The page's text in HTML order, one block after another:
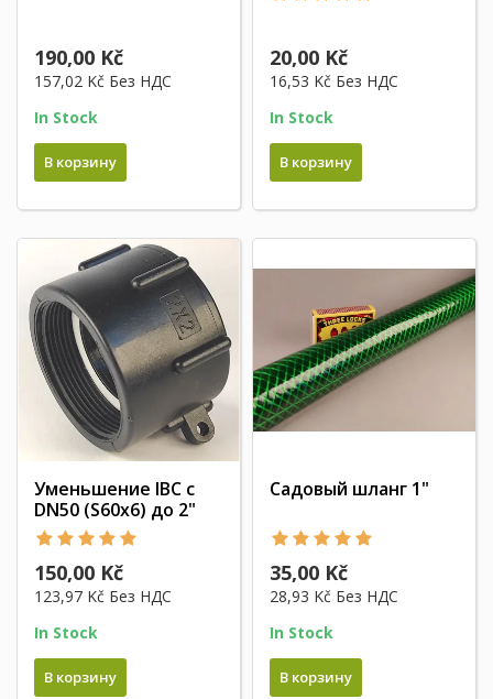
190,00 Kč
157,02 Kč Без НДС
In Stock
В корзину
20,00 Kč
16,53 Kč Без НДС
In Stock
В корзину
Уменьшение IBC с
DN50 (S60x6) до 2"
150,00 Kč
123,97 Kč Без НДС
In Stock
В корзину
Садовый шланг 1"
35,00 Kč
28,93 Kč Без НДС
In Stock
В корзину